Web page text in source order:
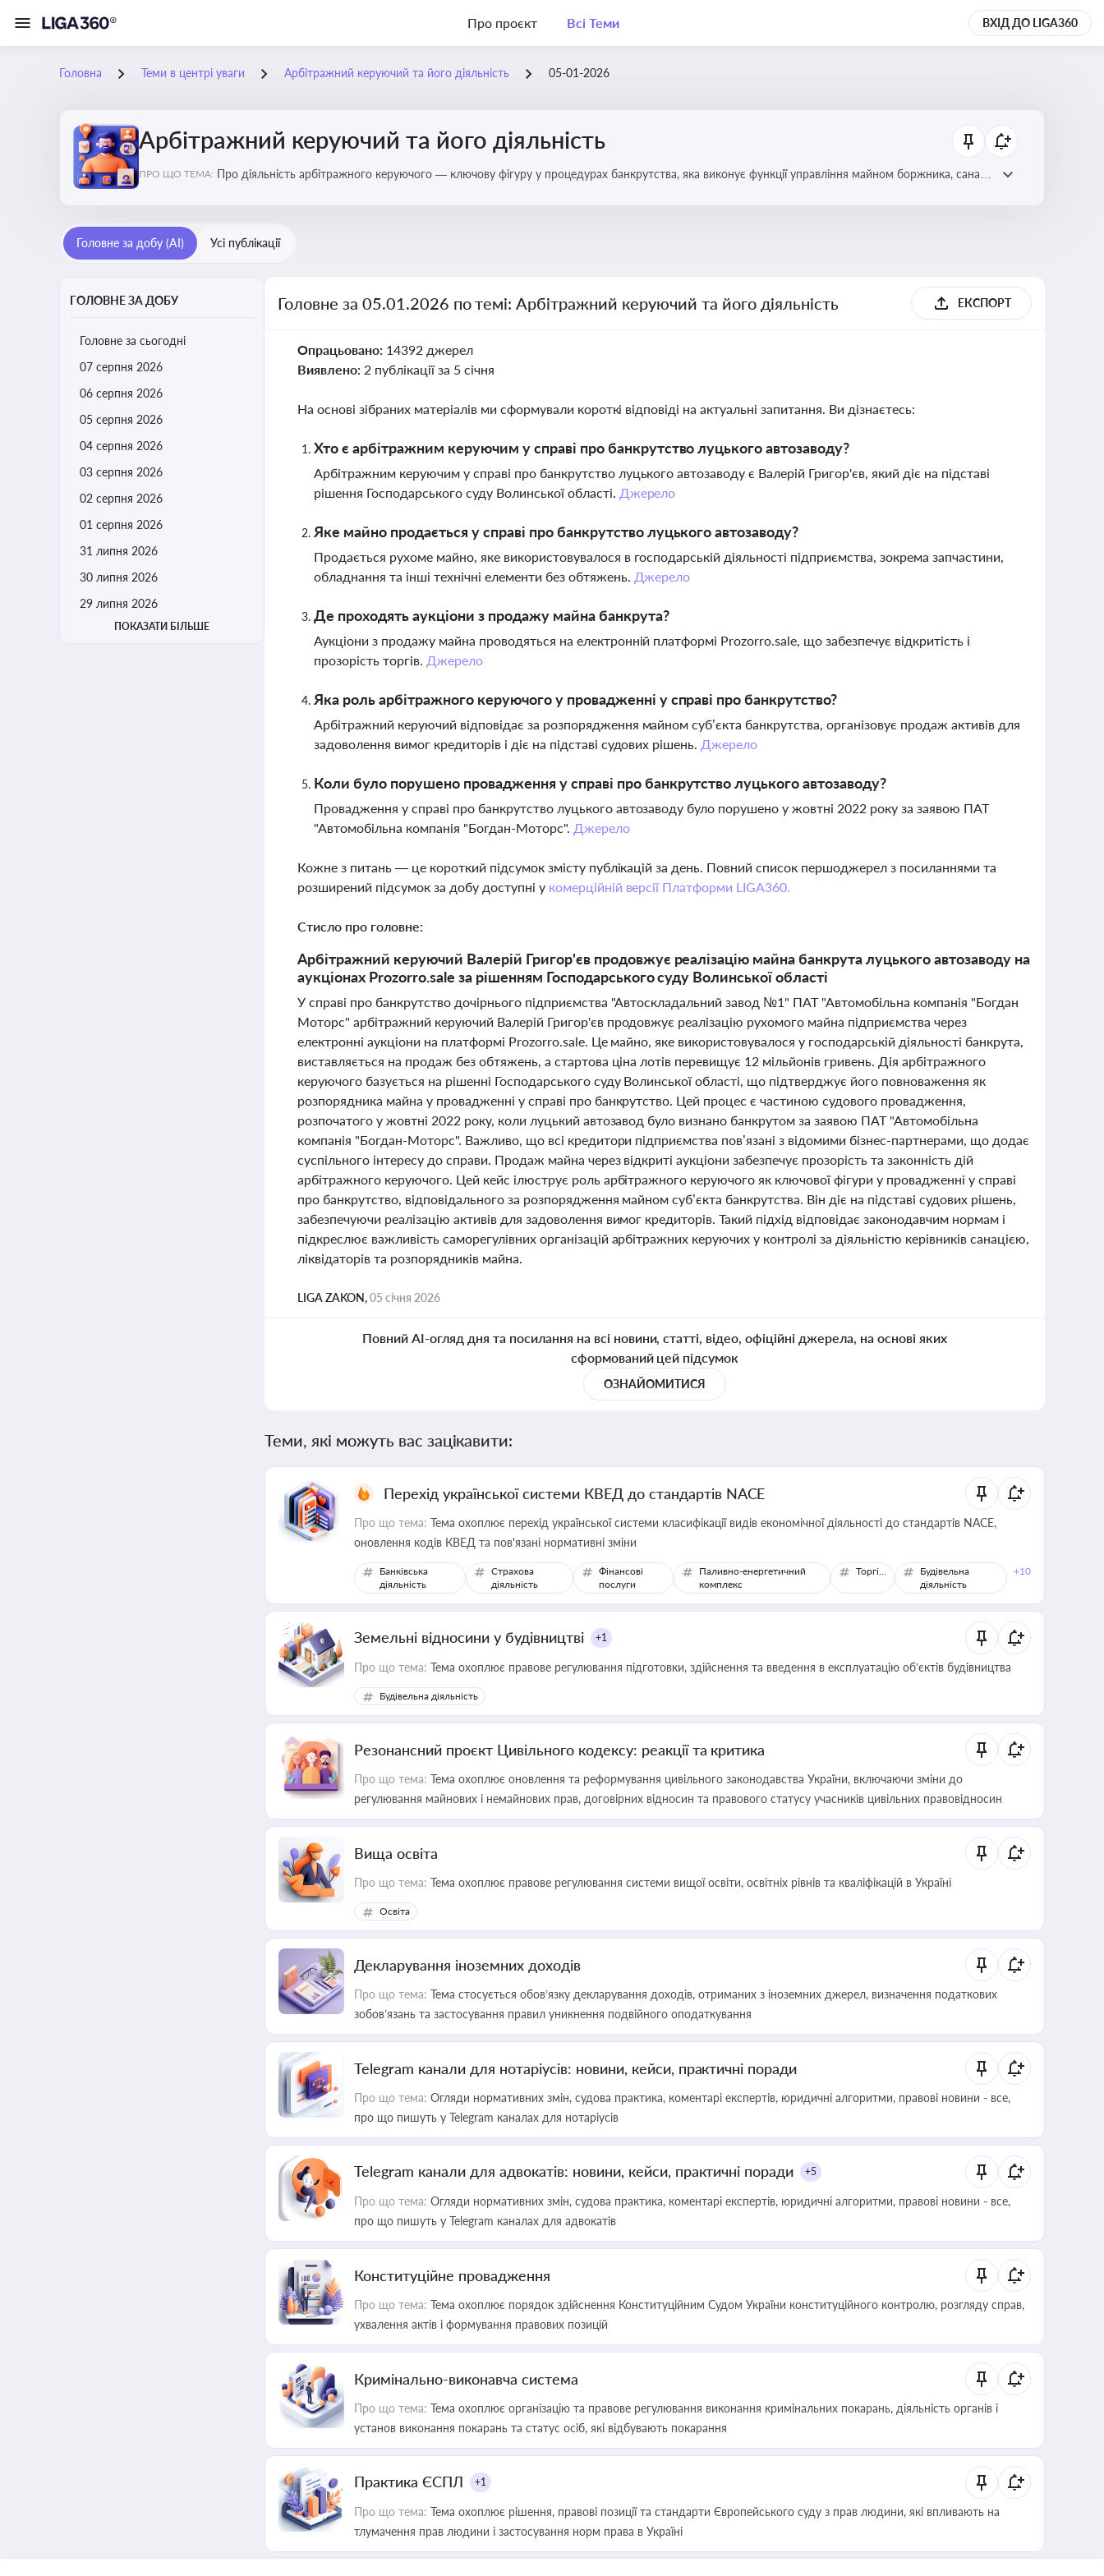
Про проєкт Всі Теми ВХІД ДО LIGA360
Головна Теми в центрі уваги Арбітражний керуючий та його діяльність 05-01-2026
Арбітражний керуючий та його діяльність
ПРО ЩО ТЕМА: Про діяльність арбітражного керуючого — ключову фігуру у процедурах банкрутства, яка виконує функції управління майном боржника, санації
Головне за добу (AI) Усі публікації
ГОЛОВНЕ ЗА ДОБУ
Головне за сьогодні
07 серпня 2026
06 серпня 2026
05 серпня 2026
04 серпня 2026
03 серпня 2026
02 серпня 2026
01 серпня 2026
31 липня 2026
30 липня 2026
29 липня 2026
ПОКАЗАТИ БІЛЬШЕ
Головне за 05.01.2026 по темі: Арбітражний керуючий та його діяльність ЕКСПОРТ
Опрацьовано: 14392 джерел
Виявлено: 2 публікації за 5 січня
На основі зібраних матеріалів ми сформували короткі відповіді на актуальні запитання. Ви дізнаєтесь:
Хто є арбітражним керуючим у справі про банкрутство луцького автозаводу?
Арбітражним керуючим у справі про банкрутство луцького автозаводу є Валерій Григор'єв, який діє на підставі
рішення Господарського суду Волинської області. Джерело
Яке майно продається у справі про банкрутство луцького автозаводу?
Продається рухоме майно, яке використовувалося в господарській діяльності підприємства, зокрема запчастини,
обладнання та інші технічні елементи без обтяжень. Джерело
Де проходять аукціони з продажу майна банкрута?
Аукціони з продажу майна проводяться на електронній платформі Prozorro.sale, що забезпечує відкритість і
прозорість торгів. Джерело
Яка роль арбітражного керуючого у провадженні у справі про банкрутство?
Арбітражний керуючий відповідає за розпорядження майном суб’єкта банкрутства, організовує продаж активів для
задоволення вимог кредиторів і діє на підставі судових рішень. Джерело
Коли було порушено провадження у справі про банкрутство луцького автозаводу?
Провадження у справі про банкрутство луцького автозаводу було порушено у жовтні 2022 року за заявою ПАТ
"Автомобільна компанія "Богдан-Моторс". Джерело
Кожне з питань — це короткий підсумок змісту публікацій за день. Повний список першоджерел з посиланнями та
розширений підсумок за добу доступні у комерційній версії Платформи LIGA360.
Стисло про головне:
Арбітражний керуючий Валерій Григор'єв продовжує реалізацію майна банкрута луцького автозаводу на
аукціонах Prozorro.sale за рішенням Господарського суду Волинської області
У справі про банкрутство дочірнього підприємства "Автоскладальний завод №1" ПАТ "Автомобільна компанія "Богдан
Моторс" арбітражний керуючий Валерій Григор'єв продовжує реалізацію рухомого майна підприємства через
електронні аукціони на платформі Prozorro.sale. Це майно, яке використовувалося у господарській діяльності банкрута,
виставляється на продаж без обтяжень, а стартова ціна лотів перевищує 12 мільйонів гривень. Дія арбітражного
керуючого базується на рішенні Господарського суду Волинської області, що підтверджує його повноваження як
розпорядника майна у провадженні у справі про банкрутство. Цей процес є частиною судового провадження,
розпочатого у жовтні 2022 року, коли луцький автозавод було визнано банкрутом за заявою ПАТ "Автомобільна
компанія "Богдан-Моторс". Важливо, що всі кредитори підприємства пов’язані з відомими бізнес-партнерами, що додає
суспільного інтересу до справи. Продаж майна через відкриті аукціони забезпечує прозорість та законність дій
арбітражного керуючого. Цей кейс ілюструє роль арбітражного керуючого як ключової фігури у провадженні у справі
про банкрутство, відповідального за розпорядження майном суб’єкта банкрутства. Він діє на підставі судових рішень,
забезпечуючи реалізацію активів для задоволення вимог кредиторів. Такий підхід відповідає законодавчим нормам і
підкреслює важливість саморегулівних організацій арбітражних керуючих у контролі за діяльністю керівників санацією,
ліквідаторів та розпорядників майна.
LIGA ZAKON,05 січня 2026
Повний AI-огляд дня та посилання на всі новини, статті, відео, офіційні джерела, на основі яких
сформований цей підсумок
ОЗНАЙОМИТИСЯ
Теми, які можуть вас зацікавити:
Перехід української системи КВЕД до стандартів NACE
Про що тема: Тема охоплює перехід української системи класифікації видів економічної діяльності до стандартів NACE,
оновлення кодів КВЕД та пов'язані нормативні зміни
Банківська
діяльність
Страхова
діяльність
Фінансові
послуги
Паливно-енергетичний
комплекс
Торгівля
Будівельна
діяльність
+10
Земельні відносини у будівництві +1
Про що тема: Тема охоплює правове регулювання підготовки, здійснення та введення в експлуатацію об’єктів будівництва
Будівельна діяльність
Резонансний проєкт Цивільного кодексу: реакції та критика
Про що тема: Тема охоплює оновлення та реформування цивільного законодавства України, включаючи зміни до
регулювання майнових і немайнових прав, договірних відносин та правового статусу учасників цивільних правовідносин
Вища освіта
Про що тема: Тема охоплює правове регулювання системи вищої освіти, освітніх рівнів та кваліфікацій в Україні
Освіта
Декларування іноземних доходів
Про що тема: Тема стосується обов’язку декларування доходів, отриманих з іноземних джерел, визначення податкових
зобов’язань та застосування правил уникнення подвійного оподаткування
Telegram канали для нотаріусів: новини, кейси, практичні поради
Про що тема: Огляди нормативних змін, судова практика, коментарі експертів, юридичні алгоритми, правові новини - все,
про що пишуть у Telegram каналах для нотаріусів
Telegram канали для адвокатів: новини, кейси, практичні поради +5
Про що тема: Огляди нормативних змін, судова практика, коментарі експертів, юридичні алгоритми, правові новини - все,
про що пишуть у Telegram каналах для адвокатів
Конституційне провадження
Про що тема: Тема охоплює порядок здійснення Конституційним Судом України конституційного контролю, розгляду справ,
ухвалення актів і формування правових позицій
Кримінально-виконавча система
Про що тема: Тема охоплює організацію та правове регулювання виконання кримінальних покарань, діяльність органів і
установ виконання покарань та статус осіб, які відбувають покарання
Практика ЄСПЛ +1
Про що тема: Тема охоплює рішення, правові позиції та стандарти Європейського суду з прав людини, які впливають на
тлумачення прав людини і застосування норм права в Україні